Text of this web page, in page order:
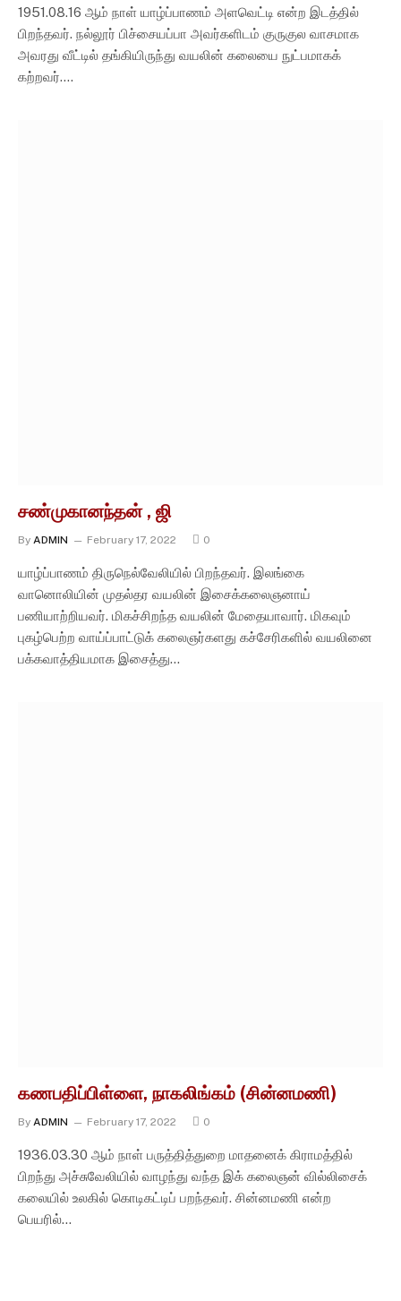
1951.08.16 ஆம் நாள் யாழ்ப்பாணம் அளவெட்டி என்ற இடத்தில்
பிறந்தவர். நல்லூர் பிச்சையப்பா அவர்களிடம் குருகுல வாசமாக
அவரது வீட்டில் தங்கியிருந்து வயலின் கலையை நுட்பமாகக்
கற்றவர்.…
சண்முகானந்தன் , ஜி
By ADMIN February 17, 2022 0
யாழ்ப்பாணம் திருநெல்வேலியில் பிறந்தவர். இலங்கை
வானொலியின் முதல்தர வயலின் இசைக்கலைஞனாய்
பணியாற்றியவர். மிகச்சிறந்த வயலின் மேதையாவார். மிகவும்
புகழ்பெற்ற வாய்ப்பாட்டுக் கலைஞர்களது கச்சேரிகளில் வயலினை
பக்கவாத்தியமாக இசைத்து…
கணபதிப்பிள்ளை, நாகலிங்கம் (சின்னமணி)
By ADMIN February 17, 2022 0
1936.03.30 ஆம் நாள் பருத்தித்துறை மாதனைக் கிராமத்தில்
பிறந்து அச்சுவேலியில் வாழந்து வந்த இக் கலைஞன் வில்லிசைக்
கலையில் உலகில் கொடிகட்டிப் பறந்தவர். சின்னமணி என்ற
பெயரில்…